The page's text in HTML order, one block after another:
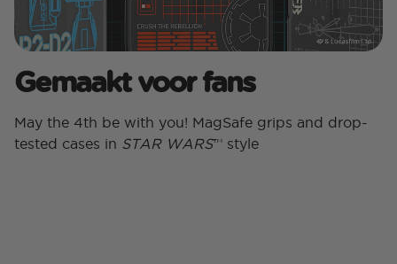
Gemaakt voor fans
May the 4th be with you! MagSafe grips and drop-
tested cases in STAR WARS™ style